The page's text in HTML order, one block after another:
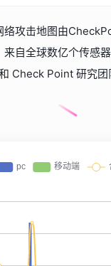
络攻击地图由
来自全球数亿个传感
Check Point 研究团